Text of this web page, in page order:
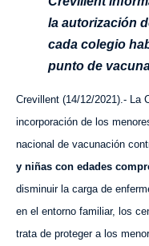
la autorización
cada colegio
punto de
Crevillent (14/12/2021).- La
incorporación de los
nacional de vacunación
y niñas con edades
disminuir la carga de
en el entorno familiar, los
trata de proteger a los